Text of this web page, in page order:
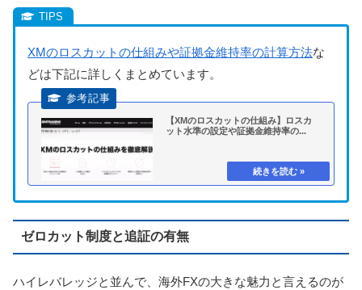
XMのロスカットの仕組みや証拠金維持率の計算方法な
どは下記に詳しくまとめています。
【XMのロスカットの仕組み】ロスカ
ット水準の設定や証拠金維持率の...
ゼロカット制度と追証の有無
ハイレバレッジと並んで、海外FXの大きな魅力と言えるのが